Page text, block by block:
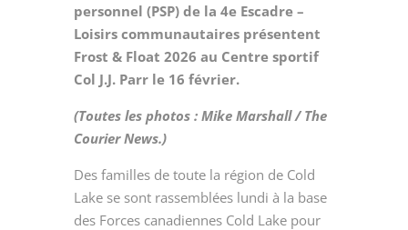
personnel (PSP) de la 4e Escadre –
Loisirs communautaires présentent
Frost & Float 2026 au Centre sportif
Col J.J. Parr le 16 février.
(Toutes les photos : Mike Marshall / The
Courier News.)
Des familles de toute la région de Cold
Lake se sont rassemblées lundi à la base
des Forces canadiennes Cold Lake pour